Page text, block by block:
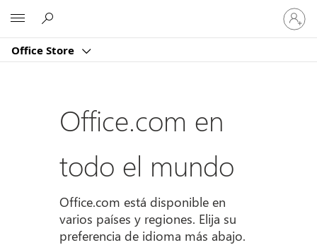
Office Store
Iniciar
sesión
en
cuenta
Office.com en
todo el mundo
Office.com está disponible en
varios países y regiones. Elija su
preferencia de idioma más abajo.